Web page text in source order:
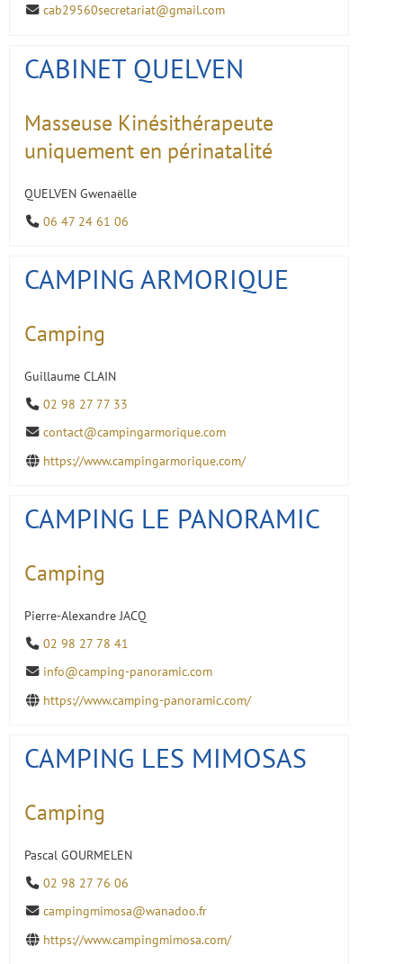
cab29560secretariat@gmail.com
CABINET QUELVEN
Masseuse Kinésithérapeute
uniquement en périnatalité
QUELVEN Gwenaëlle
06 47 24 61 06
CAMPING ARMORIQUE
Camping
Guillaume CLAIN
02 98 27 77 33
contact@campingarmorique.com
https://www.campingarmorique.com/
CAMPING LE PANORAMIC
Camping
Pierre-Alexandre JACQ
02 98 27 78 41
info@camping-panoramic.com
https://www.camping-panoramic.com/
CAMPING LES MIMOSAS
Camping
Pascal GOURMELEN
02 98 27 76 06
campingmimosa@wanadoo.fr
https://www.campingmimosa.com/